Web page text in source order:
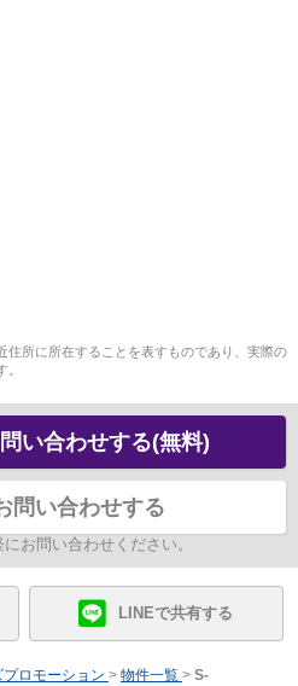
所に所在することを表すものであり、実際の
い合わせする(無料)
問い合わせする
お問い合わせください。
LINEで共有する
ロモーション > 物件一覧 > S-